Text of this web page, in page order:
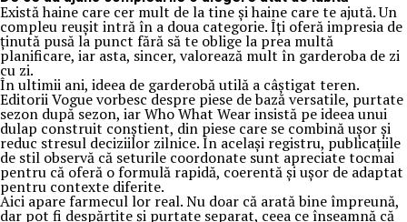
Există haine care cer mult de la tine și haine care te ajută. Un
compleu reușit intră în a doua categorie. Îți oferă impresia de
ținută pusă la punct fără să te oblige la prea multă
planificare, iar asta, sincer, valorează mult în garderoba de zi
cu zi.
În ultimii ani, ideea de garderobă utilă a câștigat teren.
Editorii Vogue vorbesc despre piese de bază versatile, purtate
sezon după sezon, iar Who What Wear insistă pe ideea unui
dulap construit conștient, din piese care se combină ușor și
reduc stresul deciziilor zilnice. În același registru, publicațiile
de stil observă că seturile coordonate sunt apreciate tocmai
pentru că oferă o formulă rapidă, coerentă și ușor de adaptat
pentru contexte diferite.
Aici apare farmecul lor real. Nu doar că arată bine împreună,
dar pot fi despărțite și purtate separat, ceea ce înseamnă că